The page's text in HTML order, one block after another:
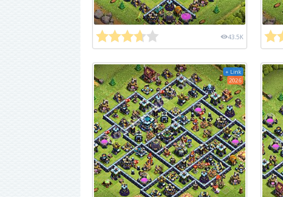
43.5K
+ Link
2026